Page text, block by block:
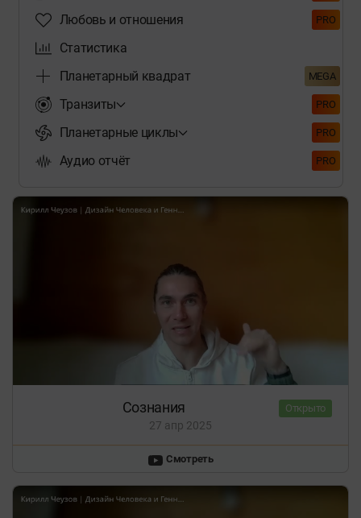
Любовь и отношения PRO
Статистика
Планетарный квадрат
MEGA
Транзиты PRO
Планетарные циклы PRO
Аудио отчёт PRO
Сознания Открыто
27 апр 2025
Смотреть